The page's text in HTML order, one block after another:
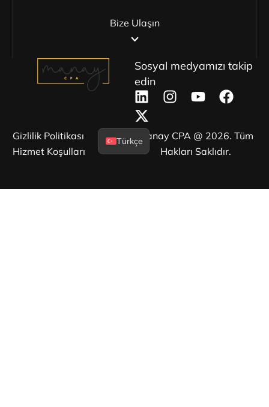
Bize Ulaşın
Sosyal medyamızı takip
edin
Manay CPA @ 2026. Tüm
Hakları Saklıdır.
Gizlilik Politikası
Hizmet Koşulları
Türkçe